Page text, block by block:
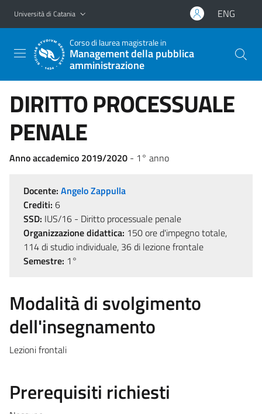
Vai al contenuto principale
Vai al menu di navigazione
Università di Catania ENG
Corso di laurea magistrale in
Management della pubblica
amministrazione
DIRITTO PROCESSUALE
PENALE
Anno accademico 2019/2020 - 1° anno
Docente: Angelo Zappulla
Crediti: 6
SSD: IUS/16 - Diritto processuale penale
Organizzazione didattica: 150 ore d'impegno totale,
114 di studio individuale, 36 di lezione frontale
Semestre: 1°
Modalità di svolgimento
dell'insegnamento
Lezioni frontali
Prerequisiti richiesti